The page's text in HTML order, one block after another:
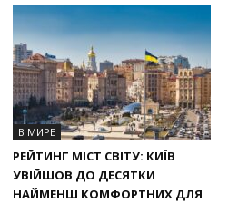
В МИРЕ
РЕЙТИНГ МІСТ СВІТУ: КИЇВ
УВІЙШОВ ДО ДЕСЯТКИ
НАЙМЕНШ КОМФОРТНИХ ДЛЯ